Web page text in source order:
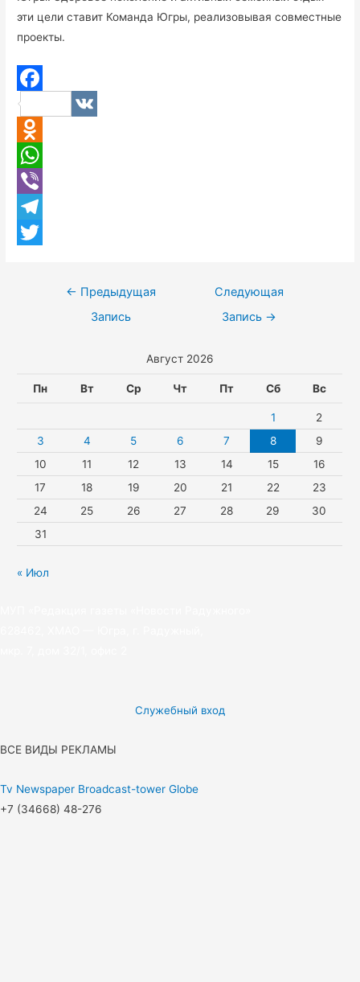
эти цели ставит Команда Югры, реализовывая совместные
проекты.
F
V
KO
d
n
o
W
h
a
V
T
Навигация
← Предыдущая
Запись
Следующая
Запись →
Август 2026
Пн Вт Ср Чт Пт Сб Вс
1
2
3
4 5 6 7 8
9
10
11 12 13 14 15
16
17
18 19 20 21 22
23
24
25 26 27 28 29
30
31
« Июл
Служебный вход
ВСЕ ВИДЫ РЕКЛАМЫ
Tv Newspaper Broadcast-tower Globe
+7 (34668) 48-276